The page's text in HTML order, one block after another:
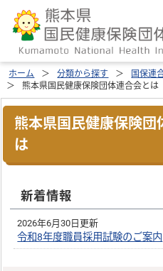
ホーム 分類から探す 国保連
熊本県国民健康保険団体連合会とは
熊本県国民健康保険団
は
新着情報
2026年6月30日更新
令和8年度職員採用試験のご案内